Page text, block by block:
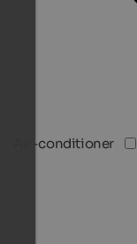
Air-conditioner